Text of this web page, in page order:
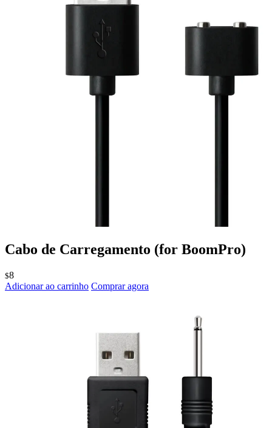
Cabo de Carregamento (for BoomPro)
$8
Adicionar ao carrinho Comprar agora